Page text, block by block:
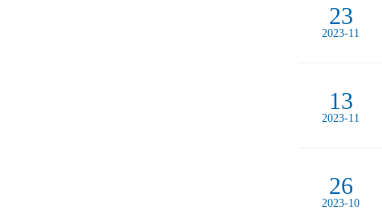
23
2023-11
13
2023-11
26
2023-10